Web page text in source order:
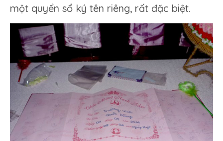
một quyển sổ ký tên riêng, rất đặc biệt.